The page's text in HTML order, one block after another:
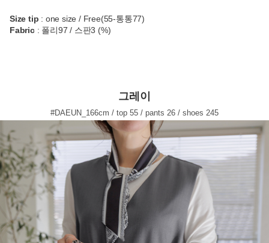
Size tip : one size / Free(55-통통77)
Fabric: 폴리97 / 스판3 (%)
그레이
#DAEUN_166cm / top 55 / pants 26 / shoes 245